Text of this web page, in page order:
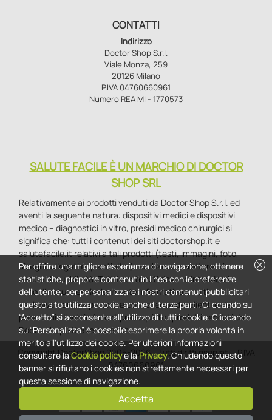
CONTATTI
Indirizzo
Doctor Shop S.r.l.
Viale Monza, 259
20126 Milano
P.IVA 04760660961
Numero REA MI - 1770573
SALUTE FACILE È UN MARCHIO DI DOCTOR
SHOP SRL
Relativamente ai prodotti venduti da Doctor Shop S.r.l. ed
aventi la seguente natura: dispositivi medici e dispositivi
medico – diagnostici in vitro, presidi medico chirurgici si
significa che: tutti i contenuti dei siti doctorshop.it e
salutefacile.it relativi a tali prodotti (testi, immagini, foto,
disegni, allegati e quant’altro) non hanno carattere né
natura di pubblicità. Tutti i contenuti devono intendersi e
sono di natura esclusivamente informativa e volti
esclusivamente a portare a conoscenza dei clienti e dei
potenziali clienti in fase di preacquisto i prodotti venduti da
Doctorshop attraverso la rete.
Copyright DoctorShop 2005-2026 - Tutti diritti riservati - P.IVA
04760660961
cancel
Per offrire una migliore esperienza di navigazione, ottenere
statistiche, proporre contenuti in linea con le preferenze
dell'utente, per personalizzare i nostri contenuti pubblicitari
questo sito utilizza cookie, anche di terze parti. Cliccando su
“Accetto” si acconsente all'utilizzo di tutti i cookie. Cliccando
su “Personalizza” è possibile esprimere la propria volontà in
merito all'utilizzo dei cookie. Per ulteriori informazioni
consultare la Cookie policye la Privacy. Chiudendo questo
banner si rifiutano i cookies non strettamente necessari per
questa sessione di navigazione.
Accetta